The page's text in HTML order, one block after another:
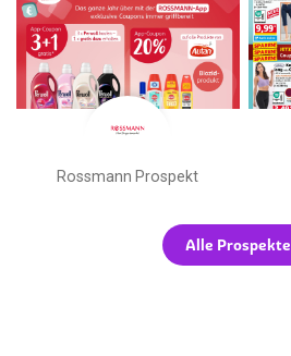
Rossmann Prospekt
Alle Prospekte